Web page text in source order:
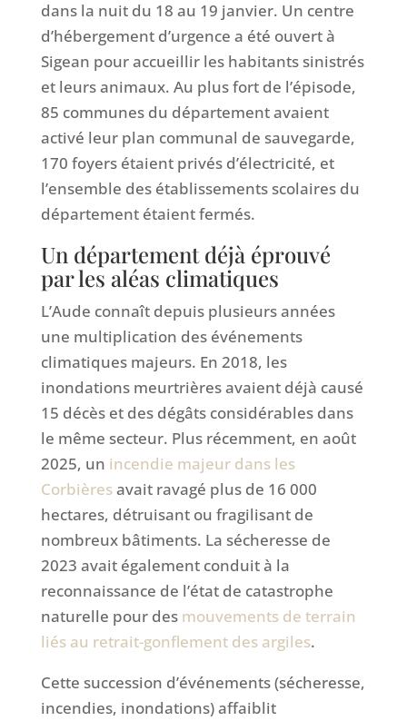
dans la nuit du 18 au 19 janvier. Un centre
d’hébergement d’urgence a été ouvert à
Sigean pour accueillir les habitants sinistrés
et leurs animaux. Au plus fort de l’épisode,
85 communes du département avaient
activé leur plan communal de sauvegarde,
170 foyers étaient privés d’électricité, et
l’ensemble des établissements scolaires du
département étaient fermés.
Un département déjà éprouvé
par les aléas climatiques
L’Aude connaît depuis plusieurs années
une multiplication des événements
climatiques majeurs. En 2018, les
inondations meurtrières avaient déjà causé
15 décès et des dégâts considérables dans
le même secteur. Plus récemment, en août
2025, un incendie majeur dans les
Corbièresavait ravagé plus de 16 000
hectares, détruisant ou fragilisant de
nombreux bâtiments. La sécheresse de
2023 avait également conduit à la
reconnaissance de l’état de catastrophe
naturelle pour des mouvements de terrain
liés au retrait-gonflement des argiles.
Cette succession d’événements (sécheresse,
incendies, inondations) affaiblit